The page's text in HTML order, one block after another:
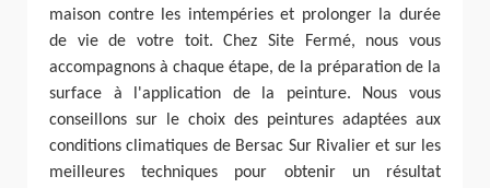
maison contre les intempéries et prolonger la durée
de vie de votre toit. Chez Site Fermé, nous vous
accompagnons à chaque étape, de la préparation de la
surface à l'application de la peinture. Nous vous
conseillons sur le choix des peintures adaptées aux
conditions climatiques de Bersac Sur Rivalier et sur les
meilleures techniques pour obtenir un résultat